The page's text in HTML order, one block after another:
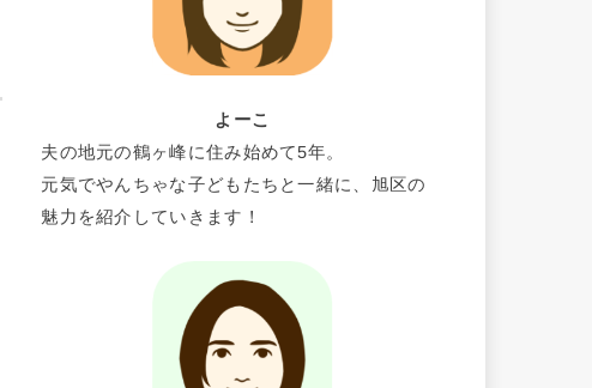
よーこ
夫の地元の鶴ヶ峰に住み始めて5年。
元気でやんちゃな子どもたちと一緒に、旭区の
魅力を紹介していきます！